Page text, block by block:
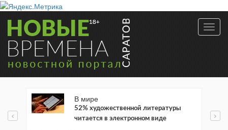
В мире
52% художественной литературы
читается в электронном виде